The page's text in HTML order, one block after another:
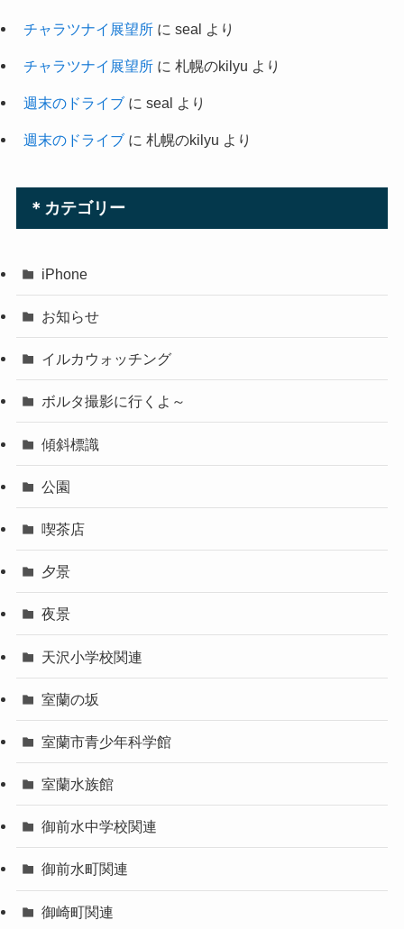
チャラツナイ展望所に seal より
チャラツナイ展望所に 札幌のkilyu より
週末のドライブに seal より
週末のドライブに 札幌のkilyu より
＊カテゴリー
iPhone
お知らせ
イルカウォッチング
ボルタ撮影に行くよ～
傾斜標識
公園
喫茶店
夕景
夜景
天沢小学校関連
室蘭の坂
室蘭市青少年科学館
室蘭水族館
御前水中学校関連
御前水町関連
御崎町関連